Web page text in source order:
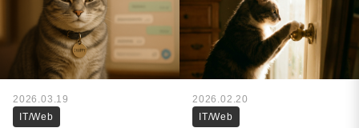
2026.03.19
IT/Web
2026.02.20
IT/Web